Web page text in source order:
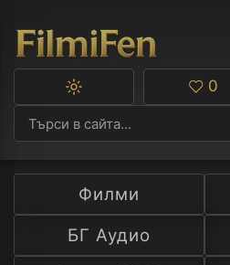
Превключване
тъмна
тема
0
Филми
БГ Аудио